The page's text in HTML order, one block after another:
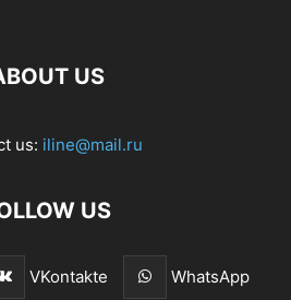
US
us: iline@mail.ru
US
VKontakte WhatsApp